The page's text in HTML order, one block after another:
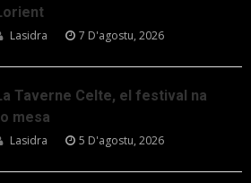
Lasidra 7 D'agostu, 2026
Taverne Celte, el festival na
mesa
Lasidra 5 D'agostu, 2026